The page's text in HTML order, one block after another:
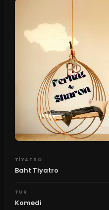
TIYATRO
Baht Tiyatro
TUR
Komedi